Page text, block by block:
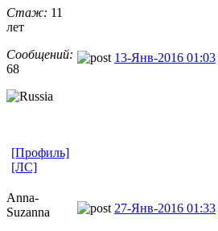
Стаж: 11
лет
Сообщений:
68
13-Янв-2016 01:03
[Профиль]
[ЛС]
Anna-
Suzanna
27-Янв-2016 01:33